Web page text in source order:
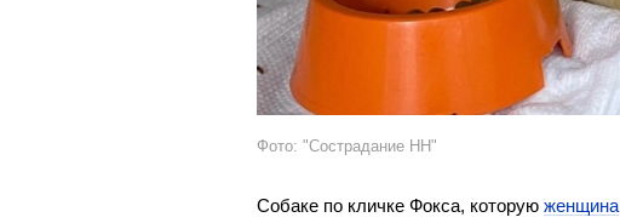
Фото: "Сострадание НН"
Собаке по кличке Фокса, которуюженщина